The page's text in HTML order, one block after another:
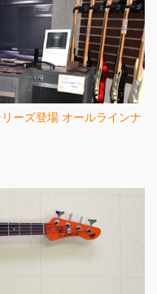
ーズ登場 オールラインナ